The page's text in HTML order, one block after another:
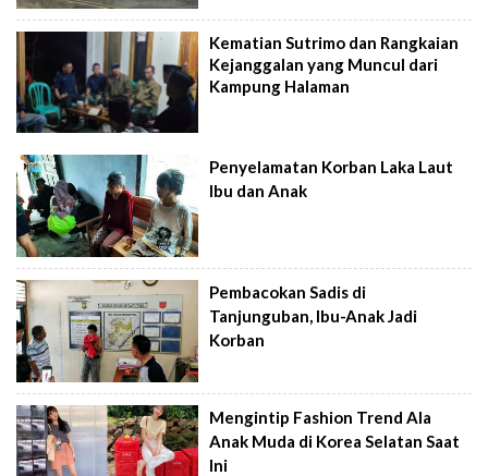
Kematian Sutrimo dan Rangkaian
Kejanggalan yang Muncul dari
Kampung Halaman
Penyelamatan Korban Laka Laut
Ibu dan Anak
Pembacokan Sadis di
Tanjunguban, Ibu-Anak Jadi
Korban
Mengintip Fashion Trend Ala
Anak Muda di Korea Selatan Saat
Ini